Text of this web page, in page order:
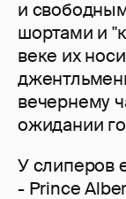
и
шортами и
веке их
вечернему
ожидании
У слиперов
- Prince